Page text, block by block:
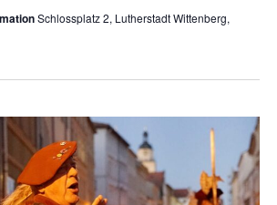
c
-
n
s
Schlossplatz 2, Lutherstadt Wittenberg,